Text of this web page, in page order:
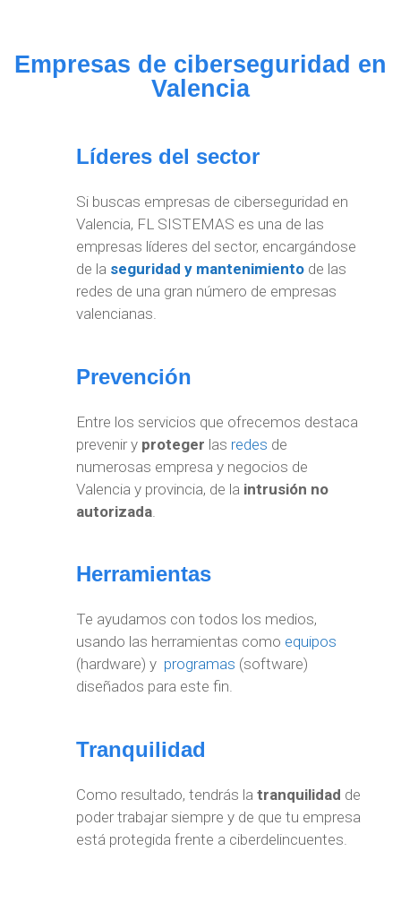
Empresas de ciberseguridad en
Valencia
Líderes del sector
Si buscas empresas de ciberseguridad en
Valencia, FL SISTEMAS es una de las
empresas líderes del sector, encargándose
de la seguridad y mantenimiento de las
redes de una gran número de empresas
valencianas.
Prevención
Entre los servicios que ofrecemos destaca
prevenir y proteger las redes de
numerosas empresa y negocios de
Valencia y provincia, de la intrusión no
autorizada
Herramientas
Te ayudamos con todos los medios,
usando las herramientas como equipos
(hardware) y programas (software)
diseñados para este fin.
Tranquilidad
Como resultado, tendrás la tranquilidad de
poder trabajar siempre y de que tu empresa
está protegida frente a ciberdelincuentes.